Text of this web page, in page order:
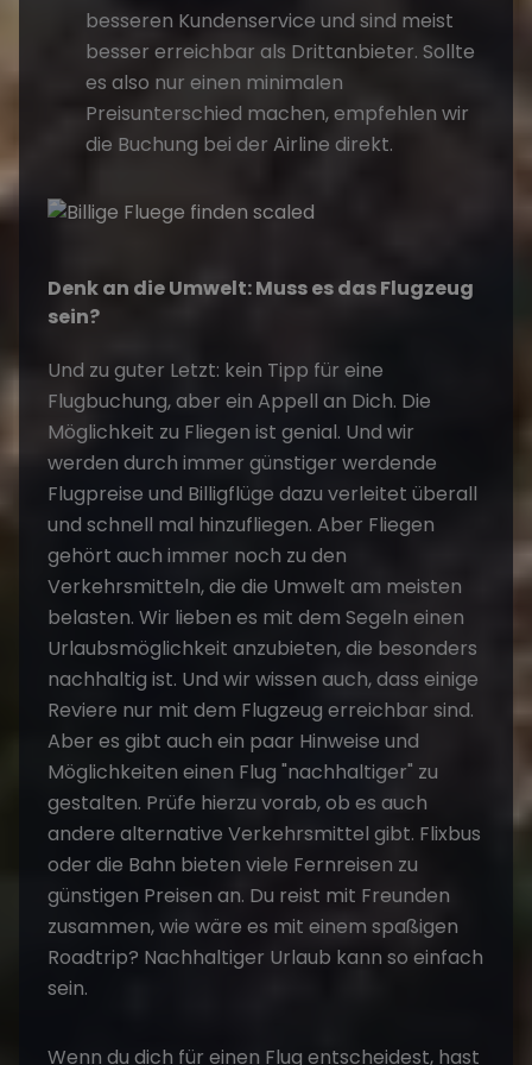
besseren Kundenservice und sind meist
besser erreichbar als Drittanbieter. Sollte
es also nur einen minimalen
Preisunterschied machen, empfehlen wir
die Buchung bei der Airline direkt.
Denk an die Umwelt: Muss es das Flugzeug
sein?
Und zu guter Letzt: kein Tipp für eine
Flugbuchung, aber ein Appell an Dich. Die
Möglichkeit zu Fliegen ist genial. Und wir
werden durch immer günstiger werdende
Flugpreise und Billigflüge dazu verleitet überall
und schnell mal hinzufliegen. Aber Fliegen
gehört auch immer noch zu den
Verkehrsmitteln, die die Umwelt am meisten
belasten. Wir lieben es mit dem Segeln einen
Urlaubsmöglichkeit anzubieten, die besonders
nachhaltig ist. Und wir wissen auch, dass einige
Reviere nur mit dem Flugzeug erreichbar sind.
Aber es gibt auch ein paar Hinweise und
Möglichkeiten einen Flug "nachhaltiger" zu
gestalten. Prüfe hierzu vorab, ob es auch
andere alternative Verkehrsmittel gibt. Flixbus
oder die Bahn bieten viele Fernreisen zu
günstigen Preisen an. Du reist mit Freunden
zusammen, wie wäre es mit einem spaßigen
Roadtrip? Nachhaltiger Urlaub kann so einfach
sein.
Wenn du dich für einen Flug entscheidest, hast